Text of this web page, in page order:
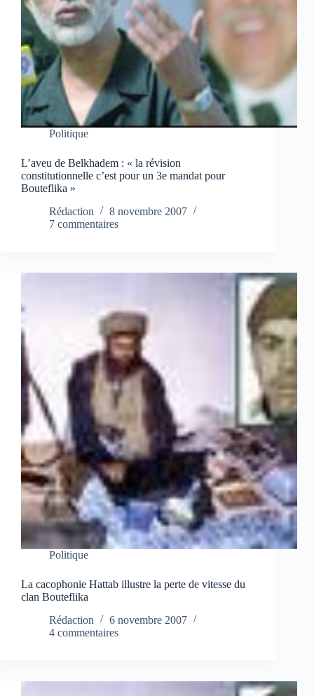
Politique
L’aveu de Belkhadem : « la révision
constitutionnelle c’est pour un 3e mandat pour
Bouteflika »
Rédaction
8 novembre 2007
7 commentaires
Politique
La cacophonie Hattab illustre la perte de vitesse du
clan Bouteflika
Rédaction
6 novembre 2007
4 commentaires